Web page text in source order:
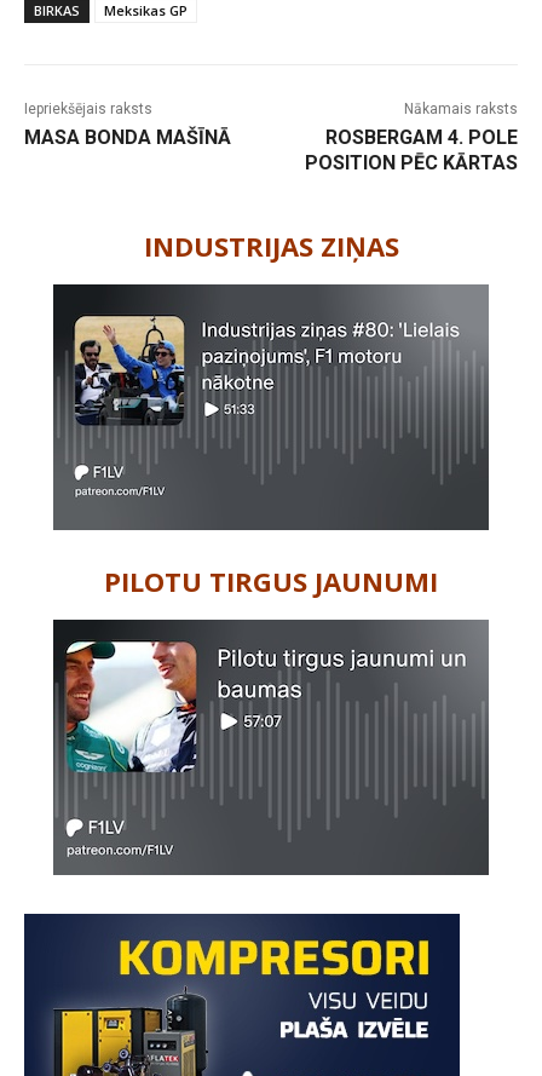
BIRKAS Meksikas GP
Iepriekšējais raksts
MASA BONDA MAŠĪNĀ
Nākamais raksts
ROSBERGAM 4. POLE
POSITION PĒC KĀRTAS
INDUSTRIJAS ZIŅAS
PILOTU TIRGUS JAUNUMI